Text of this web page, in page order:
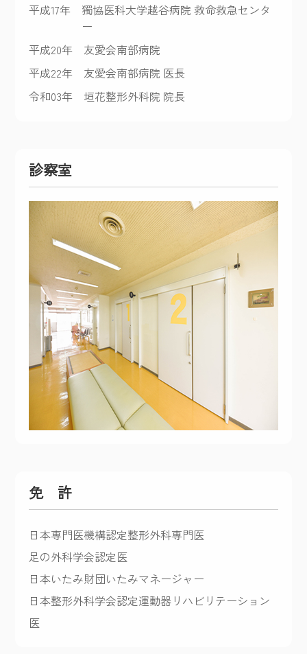
平成17年
獨協医科大学越谷病院 救命救急センタ
ー
平成20年
友愛会南部病院
平成22年
友愛会南部病院 医長
令和03年
垣花整形外科院 院長
診察室
免 許
日本専門医機構認定整形外科専門医
足の外科学会認定医
日本いたみ財団いたみマネージャー
日本整形外科学会認定運動器リハビリテーション
医